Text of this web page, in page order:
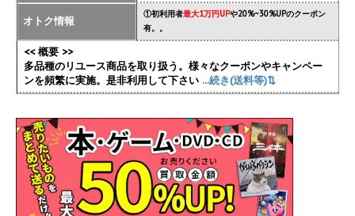
オトク情報
①初利用者最大1万円UPや20%~30%UPのクーポン
有。。
<< 概要 >>
多品種のリユース商品を取り扱う。様々なクーポンやキャンペー
ンを頻繁に実施。是非利用して下さい ...続き(送料等)⇅